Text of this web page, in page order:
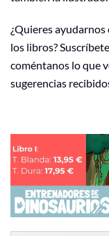
¿Quieres ayudarnos
los libros?
coméntanos lo que
sugerencias